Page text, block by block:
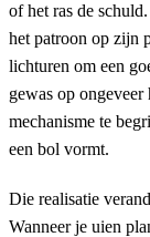
of het ras de
het patroon op zijn
lichturen om een
gewas op
mechanisme te
een bol vormt.
Die realisatie
Wanneer je uien